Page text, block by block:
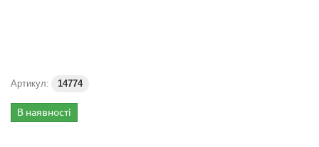
Артикул: 14774
В наявності